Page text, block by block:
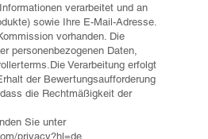
verarbeitet und an
sowie Ihre E-Mail-Adresse.
vorhanden. Die
personenbezogenen Daten,
Verarbeitung erfolgt
der Bewertungsaufforderung
die Rechtmäßigkeit der
Sie unter
privacy?hl=de